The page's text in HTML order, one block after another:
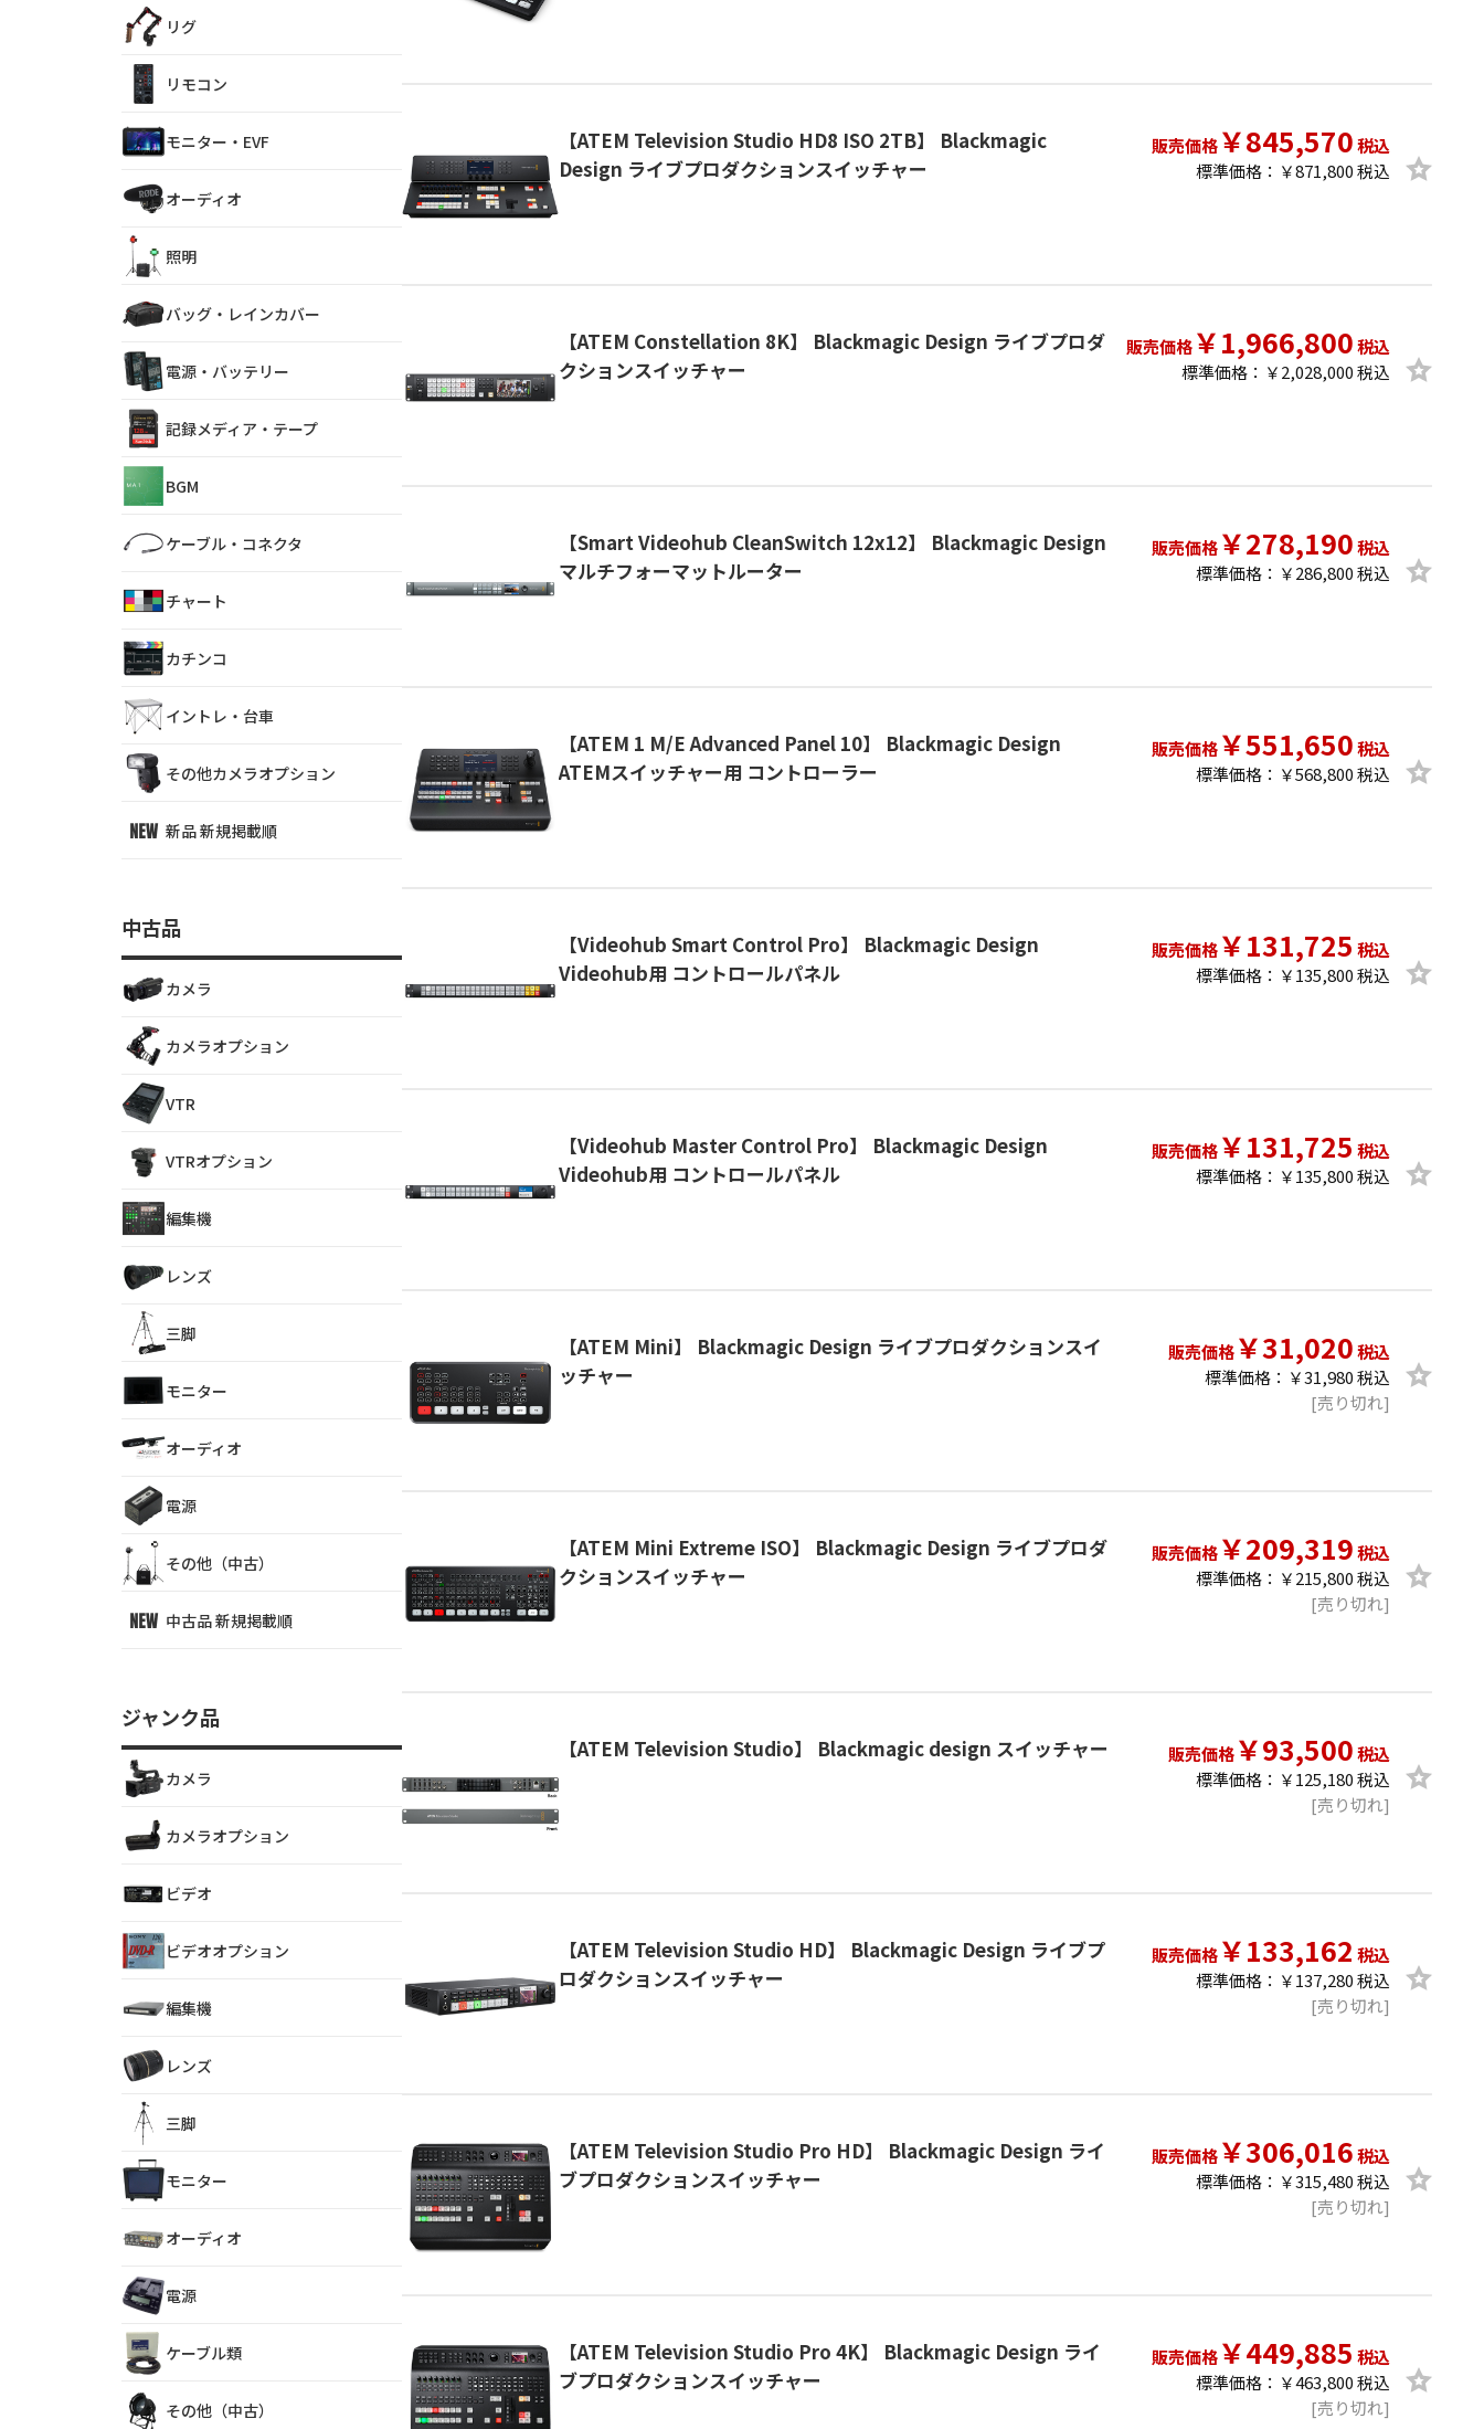
【ATEM Television Studio HD8 ISO 2TB】 Blackmagic
Design ライブプロダクションスイッチャー
販売価格￥845,570税込
標準価格：￥871,800 税込
【ATEM Constellation 8K】 Blackmagic Design ライブプロダ
クションスイッチャー
販売価格￥1,966,800税込
標準価格：￥2,028,000 税込
【Smart Videohub CleanSwitch 12x12】 Blackmagic Design
マルチフォーマットルーター
販売価格￥278,190税込
標準価格：￥286,800 税込
【ATEM 1 M/E Advanced Panel 10】 Blackmagic Design
ATEMスイッチャー用 コントローラー
販売価格￥551,650税込
標準価格：￥568,800 税込
【Videohub Smart Control Pro】 Blackmagic Design
Videohub用 コントロールパネル
販売価格￥131,725 税込
標準価格：￥135,800 税込
【Videohub Master Control Pro】 Blackmagic Design
Videohub用 コントロールパネル
販売価格￥131,725 税込
標準価格：￥135,800 税込
【ATEM Mini】 Blackmagic Design ライブプロダクションスイ
ッチャー
販売価格￥31,020税込
標準価格：￥31,980 税込
[売り切れ]
【ATEM Mini Extreme ISO】 Blackmagic Design ライブプロダ
クションスイッチャー
販売価格￥209,319税込
標準価格：￥215,800 税込
[売り切れ]
【ATEM Television Studio】 Blackmagic design スイッチャー 販売価格￥93,500税込
標準価格：￥125,180 税込
[売り切れ]
【ATEM Television Studio HD】 Blackmagic Design ライブプ
ロダクションスイッチャー
販売価格￥133,162 税込
標準価格：￥137,280 税込
[売り切れ]
【ATEM Television Studio Pro HD】 Blackmagic Design ライ
ブプロダクションスイッチャー
販売価格￥306,016税込
標準価格：￥315,480 税込
[売り切れ]
【ATEM Television Studio Pro 4K】 Blackmagic Design ライ
ブプロダクションスイッチャー
販売価格￥449,885 税込
標準価格：￥463,800 税込
[売り切れ]
リグ
リモコン
モニター・EVF
オーディオ
照明
バッグ・レインカバー
電源・バッテリー
記録メディア・テープ
BGM
ケーブル・コネクタ
チャート
カチンコ
イントレ・台車
その他カメラオプション
新品 新規掲載順
中古品
カメラ
カメラオプション
VTR
VTRオプション
編集機
レンズ
三脚
モニター
オーディオ
電源
その他（中古）
中古品 新規掲載順
ジャンク品
カメラ
カメラオプション
ビデオ
ビデオオプション
編集機
レンズ
三脚
モニター
オーディオ
電源
ケーブル類
その他（中古）